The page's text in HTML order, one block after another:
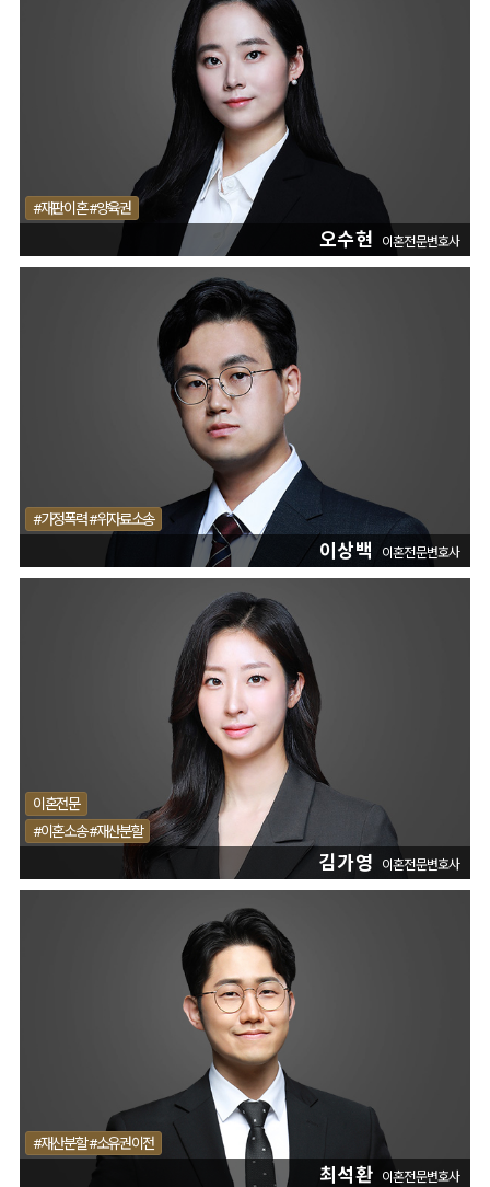
#재판이혼 #양육권
오수현 이혼전문변호사
#가정폭력 #위자료소송
이상백 이혼전문변호사
이혼전문
#이혼소송 #재산분할
김가영 이혼전문변호사
#재산분할 #소유권이전
최석환 이혼전문변호사